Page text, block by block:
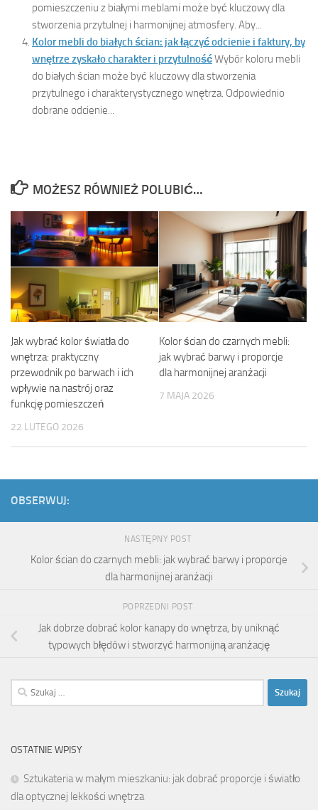
pomieszczeniu z białymi meblami może być kluczowy dla
stworzenia przytulnej i harmonijnej atmosfery. Aby...
Kolor mebli do białych ścian: jak łączyć odcienie i faktury, by
wnętrze zyskało charakter i przytulnośćWybór koloru mebli
do białych ścian może być kluczowy dla stworzenia
przytulnego i charakterystycznego wnętrza. Odpowiednio
dobrane odcienie...
MOŻESZ RÓWNIEŻ POLUBIĆ…
Jak wybrać kolor światła do
wnętrza: praktyczny
przewodnik po barwach i ich
wpływie na nastrój oraz
funkcję pomieszczeń
22 LUTEGO 2026
Kolor ścian do czarnych mebli:
jak wybrać barwy i proporcje
dla harmonijnej aranżacji
7 MAJA 2026
OBSERWUJ:
NASTĘPNY POST
Kolor ścian do czarnych mebli: jak wybrać barwy i proporcje
dla harmonijnej aranżacji
POPRZEDNI POST
Jak dobrze dobrać kolor kanapy do wnętrza, by uniknąć
typowych błędów i stworzyć harmonijną aranżację
Szukaj:
OSTATNIE WPISY
Sztukateria w małym mieszkaniu: jak dobrać proporcje i światło
dla optycznej lekkości wnętrza